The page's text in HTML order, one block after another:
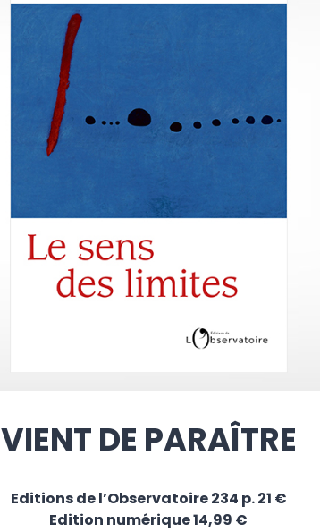
VIENT DE PARAÎTRE
Editions de l’Observatoire 234 p. 21 €
Edition numérique 14,99 €